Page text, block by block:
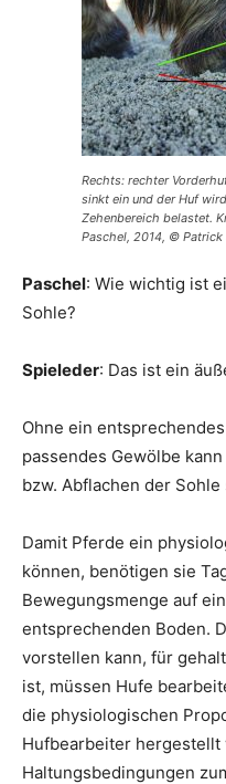
Rechts: rechter
sinkt ein und der Huf
Zehenbereich belastet.
Paschel, 2014, © Patrick
Paschel: Wie wichtig ist
Sohle?
Spieleder: Das ist ein
Ohne ein
passendes Gewölbe
bzw. Abflachen der
Damit Pferde ein
können, benötigen sie
Bewegungsmenge auf
entsprechenden Boden.
vorstellen kann, für
ist, müssen Hufe
die physiologischen
Hufbearbeiter hergestellt
Haltungsbedingungen